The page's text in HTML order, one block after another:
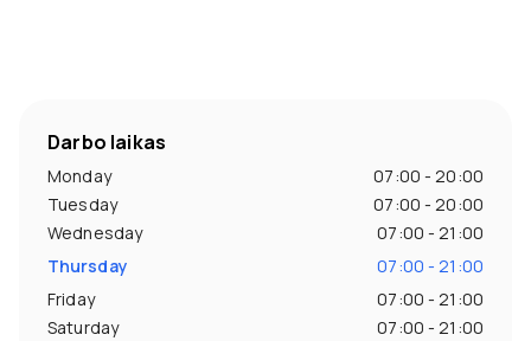
Darbo laikas
Monday
07:00 - 20:00
Tuesday
07:00 - 20:00
Wednesday
07:00 - 21:00
Thursday
07:00 - 21:00
Friday
07:00 - 21:00
Saturday
07:00 - 21:00